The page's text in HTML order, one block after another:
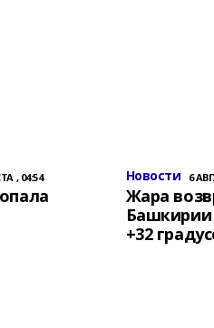
, 04:54 Новости 6
Жара
Башкирии
+32